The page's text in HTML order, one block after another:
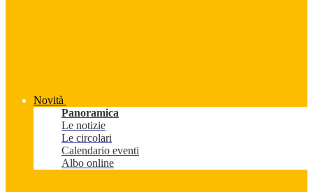
Novità
Panoramica
Le notizie
Le circolari
Calendario eventi
Albo online